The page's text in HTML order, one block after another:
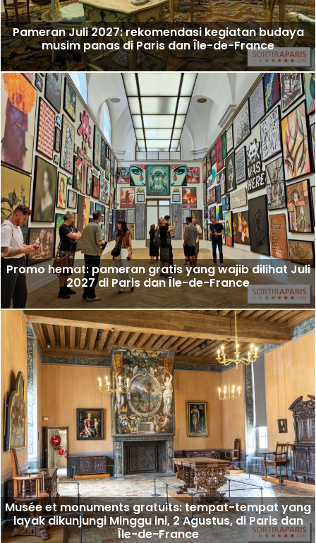
Pameran Juli 2027: rekomendasi kegiatan budaya
musim panas di Paris dan Île-de-France
Promo hemat: pameran gratis yang wajib dilihat Juli
2027 di Paris dan Île-de-France
Musée et monuments gratuits: tempat-tempat yang
layak dikunjungi Minggu ini, 2 Agustus, di Paris dan
Île-de-France